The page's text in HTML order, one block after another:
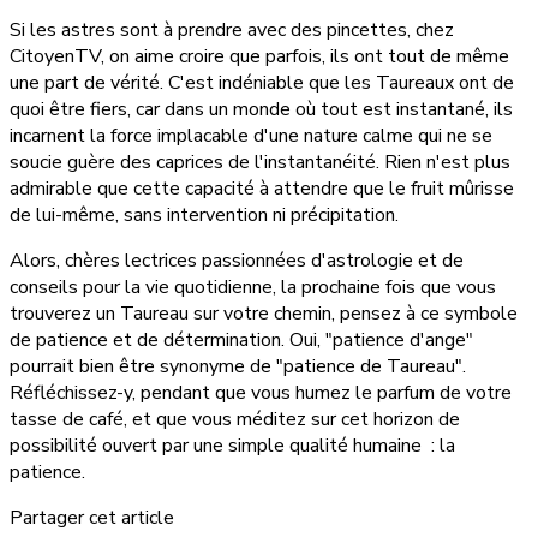
Si les astres sont à prendre avec des pincettes, chez
CitoyenTV, on aime croire que parfois, ils ont tout de même
une part de vérité. C'est indéniable que les Taureaux ont de
quoi être fiers, car dans un monde où tout est instantané, ils
incarnent la force implacable d'une nature calme qui ne se
soucie guère des caprices de l'instantanéité. Rien n'est plus
admirable que cette capacité à attendre que le fruit mûrisse
de lui-même, sans intervention ni précipitation.
Alors, chères lectrices passionnées d'astrologie et de
conseils pour la vie quotidienne, la prochaine fois que vous
trouverez un Taureau sur votre chemin, pensez à ce symbole
de patience et de détermination. Oui, "patience d'ange"
pourrait bien être synonyme de "patience de Taureau".
Réfléchissez-y, pendant que vous humez le parfum de votre
tasse de café, et que vous méditez sur cet horizon de
possibilité ouvert par une simple qualité humaine : la
patience.
Partager cet article